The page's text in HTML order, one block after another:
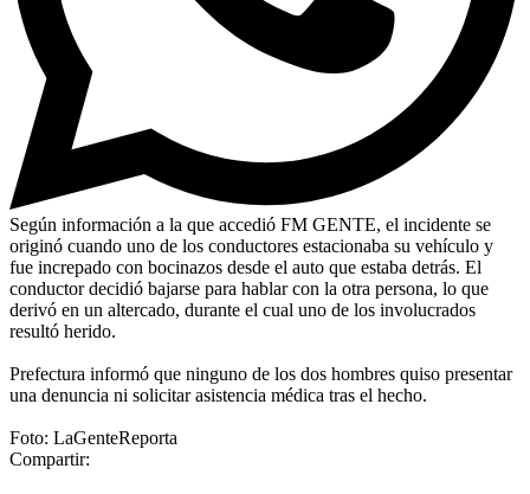
Según información a la que accedió FM GENTE, el incidente se
originó cuando uno de los conductores estacionaba su vehículo y
fue increpado con bocinazos desde el auto que estaba detrás. El
conductor decidió bajarse para hablar con la otra persona, lo que
derivó en un altercado, durante el cual uno de los involucrados
resultó herido.
Prefectura informó que ninguno de los dos hombres quiso presentar
una denuncia ni solicitar asistencia médica tras el hecho.
Foto: LaGenteReporta
Compartir: